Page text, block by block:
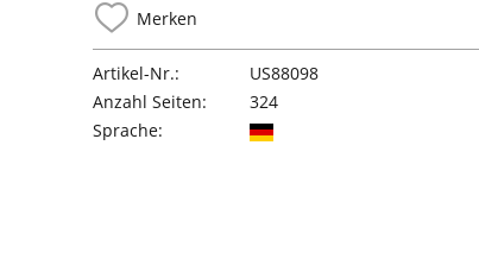
Merken
Artikel-Nr.:
US88098
Anzahl Seiten:
324
Sprache: